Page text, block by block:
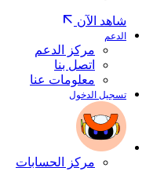
شاهد الآن
الدعم
مركز الدعم
اتصل بنا
معلومات عنا
تسجيل الدخول
مركز الحسابات